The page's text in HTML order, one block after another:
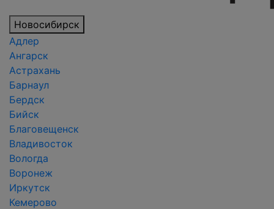
Новосибирск
Адлер
Ангарск
Астрахань
Барнаул
Бердск
Бийск
Благовещенск
Владивосток
Вологда
Воронеж
Иркутск
Кемерово